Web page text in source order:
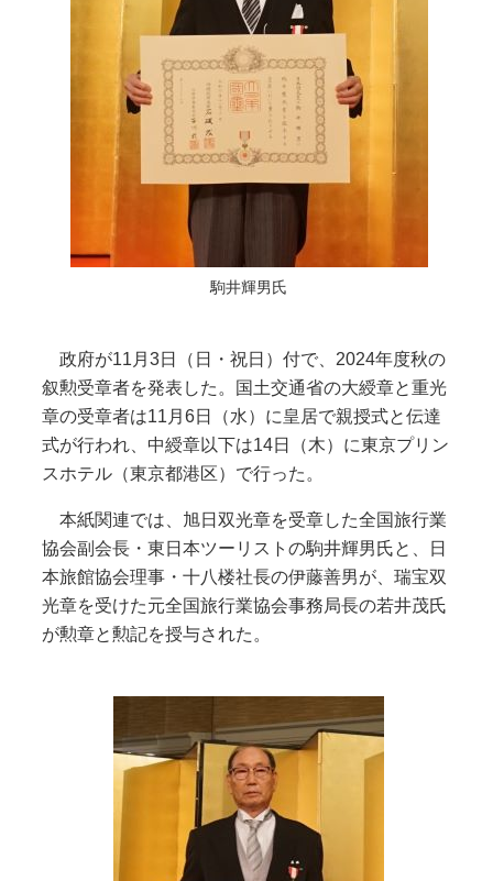
駒井輝男氏
政府が11月3日（日・祝日）付で、2024年度秋の
叙勲受章者を発表した。国土交通省の大綬章と重光
章の受章者は11月6日（水）に皇居で親授式と伝達
式が行われ、中綬章以下は14日（木）に東京プリン
スホテル（東京都港区）で行った。
本紙関連では、旭日双光章を受章した全国旅行業
協会副会長・東日本ツーリストの駒井輝男氏と、日
本旅館協会理事・十八楼社長の伊藤善男が、瑞宝双
光章を受けた元全国旅行業協会事務局長の若井茂氏
が勲章と勲記を授与された。